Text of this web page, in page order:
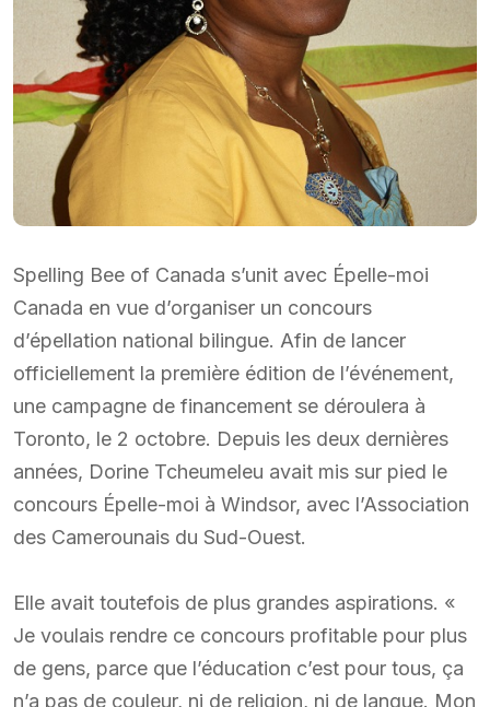
Spelling Bee of Canada s’unit avec Épelle-moi
Canada en vue d’organiser un concours
d’épellation national bilingue. Afin de lancer
officiellement la première édition de l’événement,
une campagne de financement se déroulera à
Toronto, le 2 octobre. Depuis les deux dernières
années, Dorine Tcheumeleu avait mis sur pied le
concours Épelle-moi à Windsor, avec l’Association
des Camerounais du Sud-Ouest.
Elle avait toutefois de plus grandes aspirations. «
Je voulais rendre ce concours profitable pour plus
de gens, parce que l’éducation c’est pour tous, ça
n’a pas de couleur, ni de religion, ni de langue. Mon